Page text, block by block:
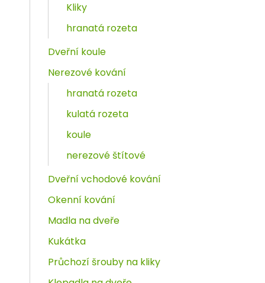
Kliky
hranatá rozeta
Dveřní koule
Nerezové kování
hranatá rozeta
kulatá rozeta
koule
nerezové štítové
Dveřní vchodové kování
Okenní kování
Madla na dveře
Kukátka
Průchozí šrouby na kliky